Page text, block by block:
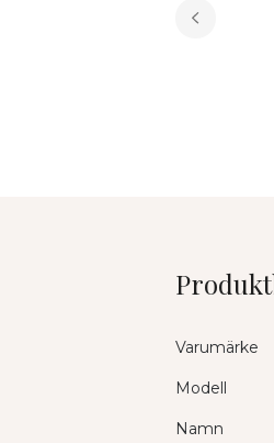
Varumärke
Modell
Namn